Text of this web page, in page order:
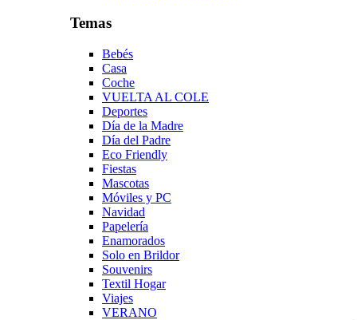
Temas
Bebés
Casa
Coche
VUELTA AL COLE
Deportes
Día de la Madre
Día del Padre
Eco Friendly
Fiestas
Mascotas
Móviles y PC
Navidad
Papelería
Enamorados
Solo en Brildor
Souvenirs
Textil Hogar
Viajes
VERANO